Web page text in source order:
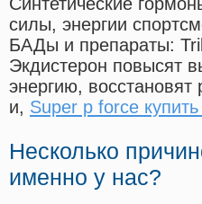
силы, энергии
БАДы и препараты:
Экдистерон повысят
энергию, восстановят
и, Super p force
Несколько
именно у нас?